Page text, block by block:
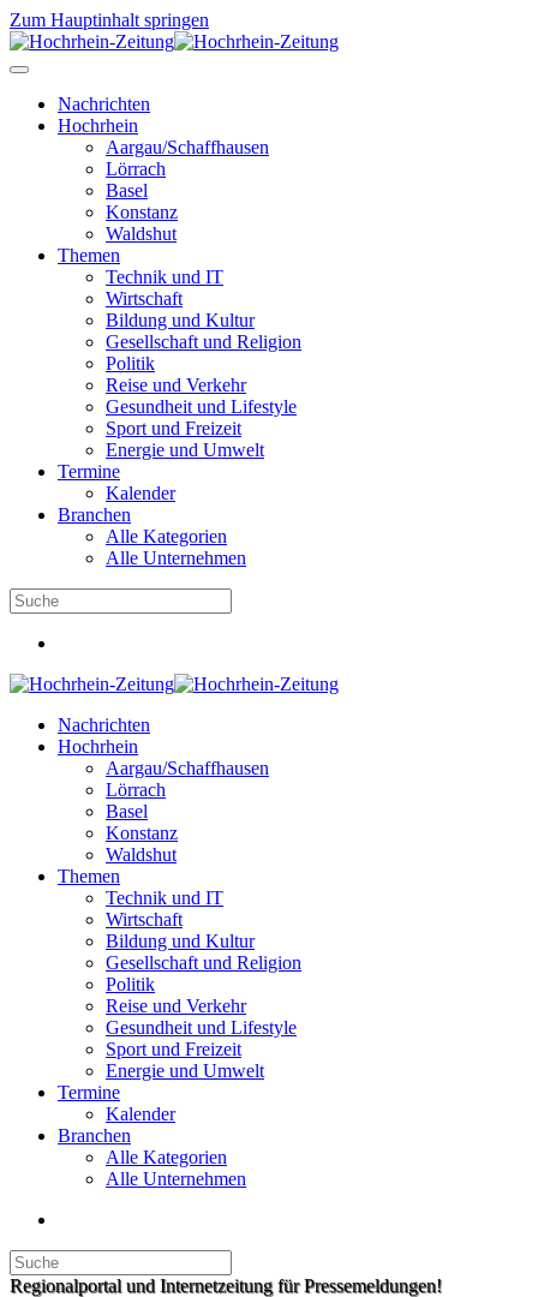
Zum Hauptinhalt springen
Nachrichten
Hochrhein
Aargau/Schaffhausen
Lörrach
Basel
Konstanz
Waldshut
Themen
Technik und IT
Wirtschaft
Bildung und Kultur
Gesellschaft und Religion
Politik
Reise und Verkehr
Gesundheit und Lifestyle
Sport und Freizeit
Energie und Umwelt
Termine
Kalender
Branchen
Alle Kategorien
Alle Unternehmen
Nachrichten
Hochrhein
Aargau/Schaffhausen
Lörrach
Basel
Konstanz
Waldshut
Themen
Technik und IT
Wirtschaft
Bildung und Kultur
Gesellschaft und Religion
Politik
Reise und Verkehr
Gesundheit und Lifestyle
Sport und Freizeit
Energie und Umwelt
Termine
Kalender
Branchen
Alle Kategorien
Alle Unternehmen
Regionalportal und Internetzeitung für Pressemeldungen!